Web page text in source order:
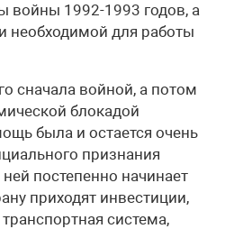
войны 1992-1993 годов, а
необходимой для работы
сначала войной, а потом
блокадой
была и остается очень
признания
постепенно начинает
приходят инвестиции,
система,